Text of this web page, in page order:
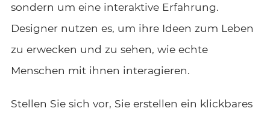
sondern um eine interaktive Erfahrung.
Designer nutzen es, um ihre Ideen zum Leben
zu erwecken und zu sehen, wie echte
Menschen mit ihnen interagieren.
Stellen Sie sich vor, Sie erstellen ein klickbares